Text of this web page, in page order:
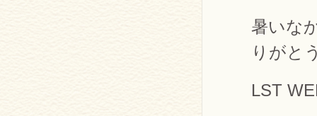
暑いな
りがと
LST